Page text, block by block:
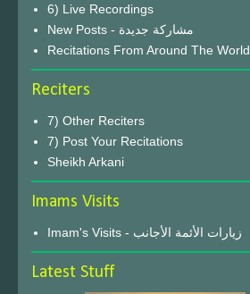
6) Live Recordings
New Posts - مشاركة جديدة
Recitations From Around The World
Reciters
7) Other Reciters
7) Post Your Recitations
Sheikh Arkani
Imams Visits
Imam's Visits - زيارات الأئمة الأجانب
Latest Stuff